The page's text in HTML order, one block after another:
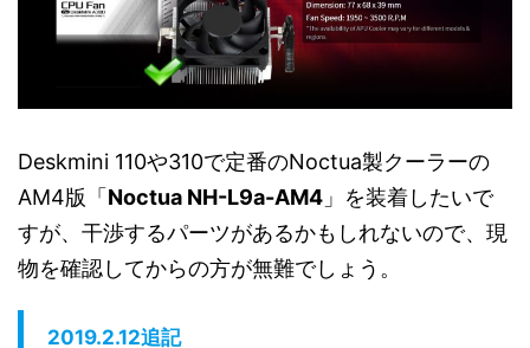
Deskmini 110や310で定番のNoctua製クーラーの
AM4版「 Noctua NH-L9a-AM4 」を装着したいで
すが、干渉するパーツがあるかもしれないので、現
物を確認してからの方が無難でしょう。
2019.2.12追記